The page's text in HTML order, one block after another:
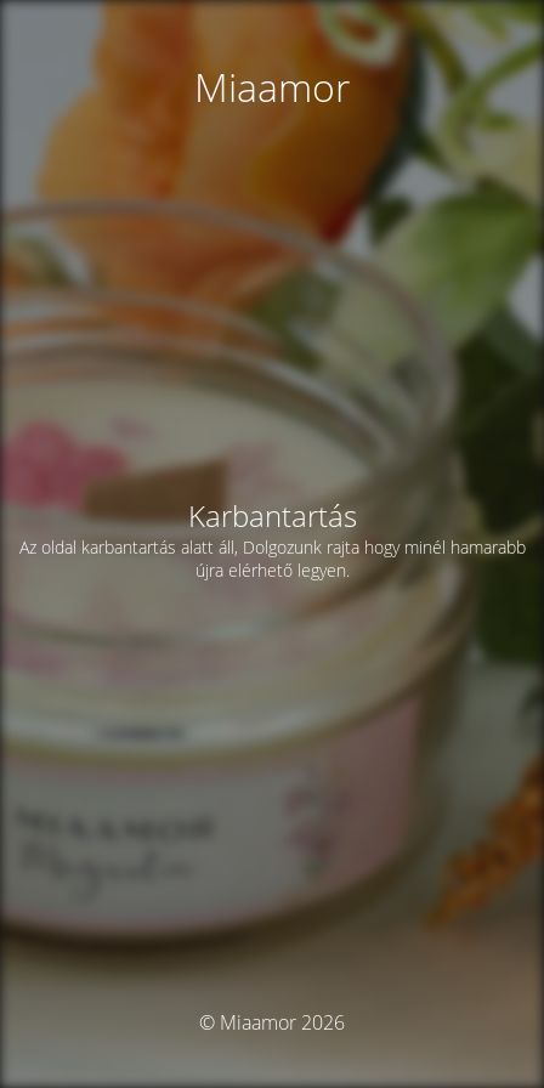
Miaamor
Karbantartás
Az oldal karbantartás alatt áll, Dolgozunk rajta hogy minél hamarabb
újra elérhető legyen.
© Miaamor 2026